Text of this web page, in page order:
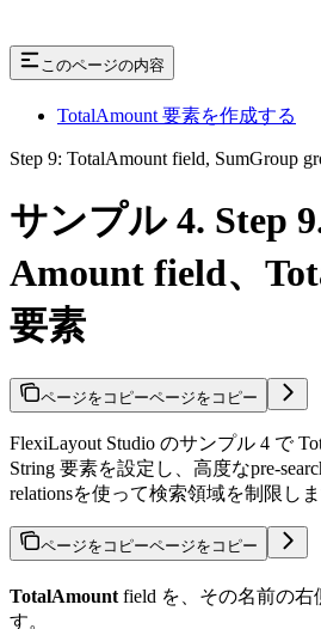
このページの内容
TotalAmount 要素を作成する
Step 9: TotalAmount field, SumGroup
サンプル 4. Step
Amount field、
要素
ページをコピーページをコピー
FlexiLayout Studio のサンプル 4 で
String 要素を設定し、高度なpre-
relationsを使って検索領域を制限しま
ページをコピーページをコピー
TotalAmount field を、その名前の右
す。